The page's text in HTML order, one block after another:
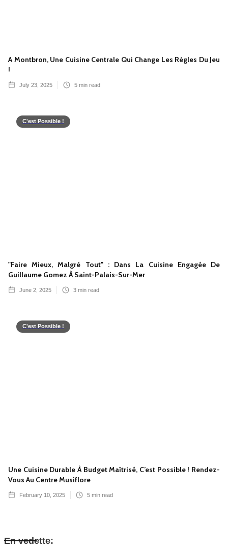
A Montbron, Une Cuisine Centrale Qui Change Les Règles Du Jeu
!
July 23, 2025 5 min read
C'est Possible !
"Faire Mieux, Malgré Tout" : Dans La Cuisine Engagée De
Guillaume Gomez À Saint-Palais-Sur-Mer
June 2, 2025 3 min read
C'est Possible !
Une Cuisine Durable À Budget Maîtrisé, C’est Possible ! Rendez-
Vous Au Centre Musiflore
February 10, 2025 5 min read
En vedette: